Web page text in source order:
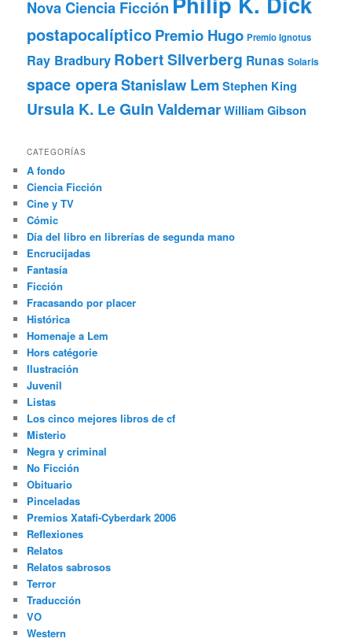
Nova Ciencia Ficción
postapocalípticoPremio Hugo Premio Ignotus
Ray Bradbury Robert Silverberg Runas Solaris
space operaStanislaw Lem Stephen King
Ursula K. Le GuinValdemarWilliam Gibson
CATEGORÍAS
A fondo
Ciencia Ficción
Cine y TV
Cómic
Día del libro en librerías de segunda mano
Encrucijadas
Fantasía
Ficción
Fracasando por placer
Histórica
Homenaje a Lem
Hors catégorie
Ilustración
Juvenil
Listas
Los cinco mejores libros de cf
Misterio
Negra y criminal
No Ficción
Obituario
Pinceladas
Premios Xatafi-Cyberdark 2006
Reflexiones
Relatos
Relatos sabrosos
Terror
Traducción
VO
Western